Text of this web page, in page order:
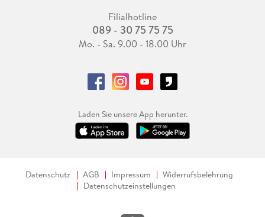
Filialhotline
089 - 30 75 75 75
Mo. - Sa. 9.00 - 18.00 Uhr
Laden Sie unsere App herunter.
Datenschutz AGB Impressum
Widerrufsbelehrung
Datenschutzeinstellungen